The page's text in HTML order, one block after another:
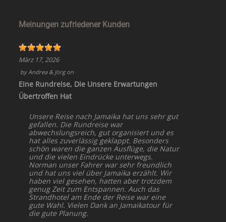
Meinungen zufriedener Kunden
März 17, 2026
by Andrea & Jörgon
Eine Rundreise, Die Unsere Erwartungen
Übertroffen Hat
Unsere Reise nach Jamaika hat uns sehr gut
gefallen. Die Rundreise war
abwechslungsreich, gut organisiert und es
hat alles zuverlässig geklappt. Besonders
schön waren die ganzen Ausflüge, die Natur
und die vielen Eindrücke unterwegs.
Norman unser Fahrer war sehr freundlich
und hat uns viel über Jamaika erzählt. Wir
haben viel gesehen, hatten aber trotzdem
genug Zeit zum Entspannen. Auch das
Strandhotel am Ende der Reise war eine
gute Wahl. Vielen Dank an Jamaikatour für
die gute Planung.